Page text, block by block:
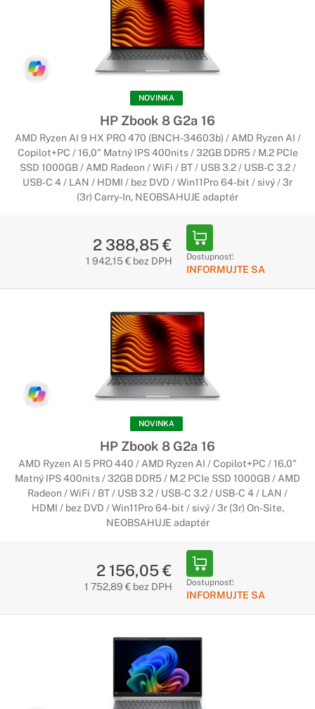
NOVINKA
HP Zbook 8 G2a 16
AMD Ryzen AI 9 HX PRO 470 (BNCH-34603b) / AMD Ryzen AI /
Copilot+PC / 16,0" Matný IPS 400nits / 32GB DDR5 / M.2 PCIe
SSD 1000GB / AMD Radeon / WiFi / BT / USB 3.2 / USB-C 3.2 /
USB-C 4 / LAN / HDMI / bez DVD / Win11Pro 64-bit / sivý / 3r
(3r) Carry-In, NEOBSAHUJE adaptér
2 388,85 €
1 942,15 € bez DPH Dostupnosť:
INFORMUJTE SA
NOVINKA
HP Zbook 8 G2a 16
AMD Ryzen AI 5 PRO 440 / AMD Ryzen AI / Copilot+PC / 16,0"
Matný IPS 400nits / 32GB DDR5 / M.2 PCIe SSD 1000GB / AMD
Radeon / WiFi / BT / USB 3.2 / USB-C 3.2 / USB-C 4 / LAN /
HDMI / bez DVD / Win11Pro 64-bit / sivý / 3r (3r) On-Site,
NEOBSAHUJE adaptér
2 156,05 €
1 752,89 € bez DPH Dostupnosť:
INFORMUJTE SA